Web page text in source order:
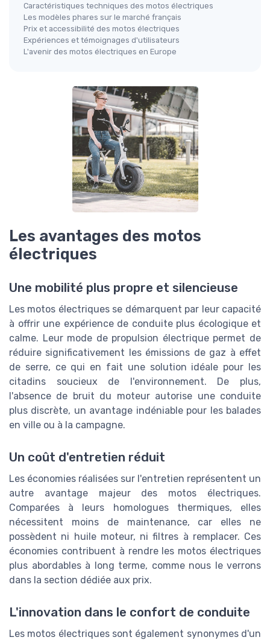
Caractéristiques techniques des motos électriques
Les modèles phares sur le marché français
Prix et accessibilité des motos électriques
Expériences et témoignages d'utilisateurs
L'avenir des motos électriques en Europe
Les avantages des motos
électriques
Une mobilité plus propre et silencieuse
Les motos électriques se démarquent par leur capacité
à offrir une expérience de conduite plus écologique et
calme. Leur mode de propulsion électrique permet de
réduire significativement les émissions de gaz à effet
de serre, ce qui en fait une solution idéale pour les
citadins soucieux de l'environnement. De plus,
l'absence de bruit du moteur autorise une conduite
plus discrète, un avantage indéniable pour les balades
en ville ou à la campagne.
Un coût d'entretien réduit
Les économies réalisées sur l'entretien représentent un
autre avantage majeur des motos électriques.
Comparées à leurs homologues thermiques, elles
nécessitent moins de maintenance, car elles ne
possèdent ni huile moteur, ni filtres à remplacer. Ces
économies contribuent à rendre les motos électriques
plus abordables à long terme, comme nous le verrons
dans la section dédiée aux prix.
L'innovation dans le confort de conduite
Les motos électriques sont également synonymes d'un